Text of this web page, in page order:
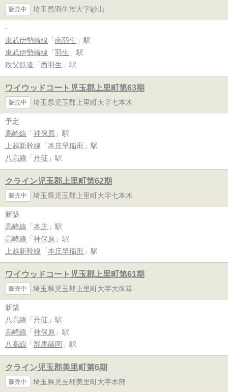
販売中 埼玉県羽生市大字砂山
-
東武伊勢崎線 「 南羽生 」駅
東武伊勢崎線 「 羽生 」駅
秩父鉄道 「 西羽生 」駅
ワイウッドコート児玉郡上里町第63期
販売中 埼玉県児玉郡上里町大字七本木
予定
高崎線 「 神保原 」駅
上越新幹線 「 本庄早稲田 」駅
八高線 「 丹荘 」駅
クライン児玉郡上里町第62期
販売中 埼玉県児玉郡上里町大字七本木
新築
高崎線 「 本庄 」駅
高崎線 「 神保原 」駅
上越新幹線 「 本庄早稲田 」駅
ワイウッドコート児玉郡上里町第61期
販売中 埼玉県児玉郡上里町大字大御堂
新築
八高線 「 丹荘 」駅
高崎線 「 神保原 」駅
八高線 「 群馬藤岡 」駅
クライン児玉郡美里町第6期
販売中 埼玉県児玉郡美里町大字木部